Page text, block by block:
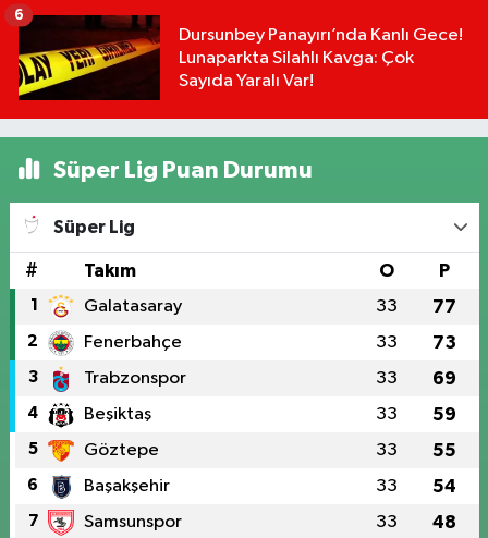
Dursunbey Panayırı’nda Kanlı Gece!
Lunaparkta Silahlı Kavga: Çok
Sayıda Yaralı Var!
6
Süper Lig Puan Durumu
Süper Lig
# Takım O P
1 Galatasaray 33 77
2 Fenerbahçe 33 73
3 Trabzonspor 33 69
4 Beşiktaş 33 59
5 Göztepe 33 55
6 Başakşehir 33 54
7 Samsunspor 33 48